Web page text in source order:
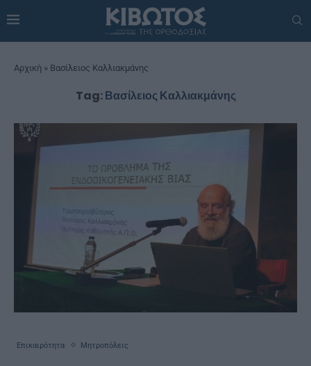
Αρχική » Βασίλειος Καλλιακμάνης
Tag:Βασίλειος Καλλιακμάνης
Επικαιρότητα Μητροπόλεις